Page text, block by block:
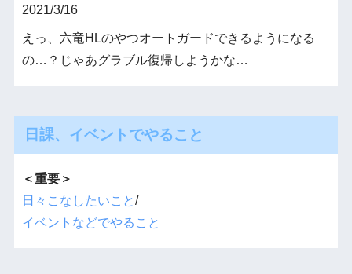
2021/3/16
えっ、六竜HLのやつオートガードできるようになる
の…？じゃあグラブル復帰しようかな…
日課、イベントでやること
＜重要＞
日々こなしたいこと/
イベントなどでやること